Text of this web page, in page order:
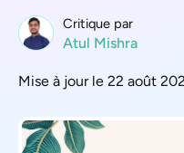
Critique par
Atul Mishra
Mise à jour le 22 août